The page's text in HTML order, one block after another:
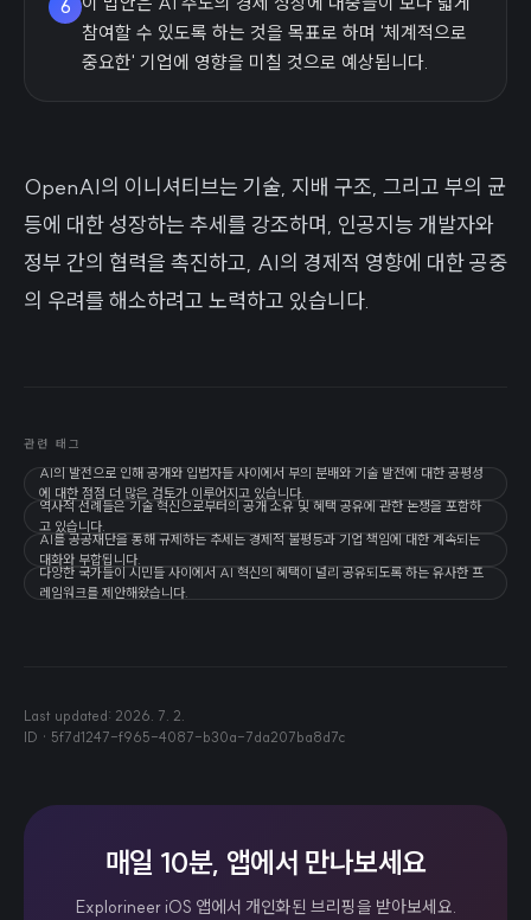
6
참여할 수 있도록 하는 것을 목표로 하며 '체계적으로
중요한' 기업에 영향을 미칠 것으로 예상됩니다.
OpenAI의 이니셔티브는 기술, 지배 구조, 그리고 부의 균
등에 대한 성장하는 추세를 강조하며, 인공지능 개발자와
정부 간의 협력을 촉진하고, AI의 경제적 영향에 대한 공중
의 우려를 해소하려고 노력하고 있습니다.
관련 태그
AI의 발전으로 인해 공개와 입법자들 사이에서 부의 분배와 기술 발전에 대한 공평성
에 대한 점점 더 많은 검토가 이루어지고 있습니다.
역사적 선례들은 기술 혁신으로부터의 공개 소유 및 혜택 공유에 관한 논쟁을 포함하
고 있습니다.
AI를 공공재단을 통해 규제하는 추세는 경제적 불평등과 기업 책임에 대한 계속되는
대화와 부합됩니다.
다양한 국가들이 시민들 사이에서 AI 혁신의 혜택이 널리 공유되도록 하는 유사한 프
레임워크를 제안해왔습니다.
Last updated: 2026. 7. 2.
ID · 5f7d1247-f965-4087-b30a-7da207ba8d7c
매일 10분, 앱에서 만나보세요
Explorineer iOS 앱에서 개인화된 브리핑을 받아보세요.